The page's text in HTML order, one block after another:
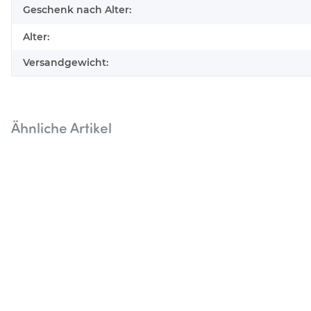
Geschenk nach Alter:
Alter:
Versandgewicht:
Ähnliche Artikel